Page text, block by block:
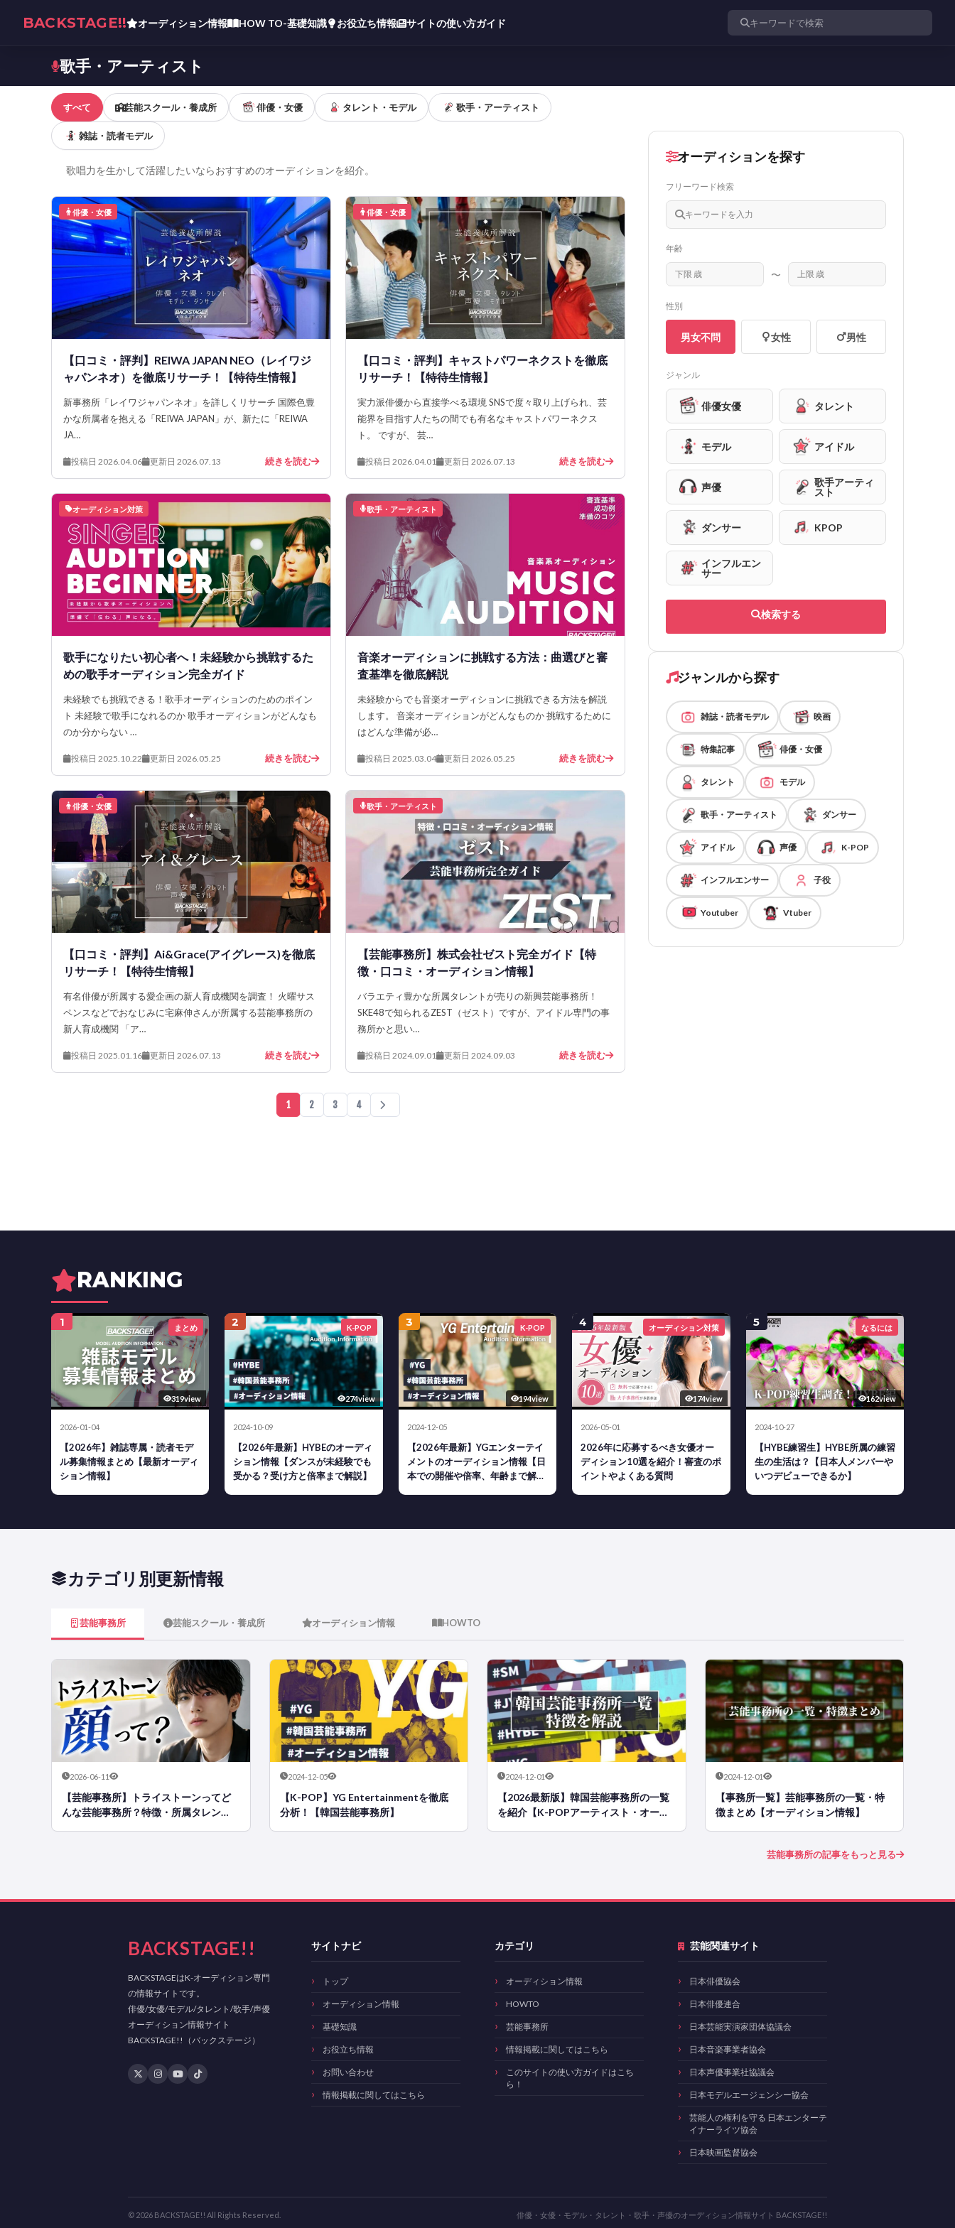
BACKSTAGE!! オーディション情報 HOW TO-基礎知識 お役立ち情報 サイトの使い方ガイド 投稿を検索
歌手・アーティスト
すべて 芸能スクール・養成所 俳優・女優 タレント・モデル 歌手・アーティスト
雑誌・読者モデル
歌唱力を生かして活躍したいならおすすめのオーディションを紹介。
俳優・女優
【口コミ・評判】REIWA JAPAN NEO（レイワジ
ャパンネオ）を徹底リサーチ！【特待生情報】
新事務所「レイワジャパンネオ」を詳しくリサーチ 国際色豊
かな所属者を抱える「REIWA JAPAN」が、新たに「REIWA
JA…
投稿日 2026.04.06 更新日 2026.07.13 続きを読む
俳優・女優
【口コミ・評判】キャストパワーネクストを徹底
リサーチ！【特待生情報】
実力派俳優から直接学べる環境 SNSで度々取り上げられ、芸
能界を目指す人たちの間でも有名なキャストパワーネクス
ト。 ですが、 芸…
投稿日 2026.04.01 更新日 2026.07.13 続きを読む
オーディション対策
歌手になりたい初心者へ！未経験から挑戦するた
めの歌手オーディション完全ガイド
未経験でも挑戦できる！歌手オーディションのためのポイン
ト 未経験で歌手になれるのか 歌手オーディションがどんなも
のか分からない …
投稿日 2025.10.22 更新日 2026.05.25 続きを読む
歌手・アーティスト
音楽オーディションに挑戦する方法：曲選びと審
査基準を徹底解説
未経験からでも音楽オーディションに挑戦できる方法を解説
します。 音楽オーディションがどんなものか 挑戦するために
はどんな準備が必…
投稿日 2025.03.04 更新日 2026.05.25 続きを読む
俳優・女優
【口コミ・評判】Ai&Grace(アイグレース)を徹底
リサーチ！【特待生情報】
有名俳優が所属する愛企画の新人育成機関を調査！ 火曜サス
ペンスなどでおなじみに宅麻伸さんが所属する芸能事務所の
新人育成機関 「ア…
投稿日 2025.01.16 更新日 2026.07.13 続きを読む
歌手・アーティスト
【芸能事務所】株式会社ゼスト完全ガイド【特
徴・口コミ・オーディション情報】
バラエティ豊かな所属タレントが売りの新興芸能事務所！
SKE48で知られるZEST（ゼスト）ですが、アイドル専門の事
務所かと思い…
投稿日 2024.09.01 更新日 2024.09.03 続きを読む
1 2 3 4
オーディションを探す
フリーワード検索
年齢
〜
性別
男女不問 女性 男性
ジャンル
俳優女優 タレント
モデル アイドル
声優
歌手アーティ
スト
ダンサー KPOP
インフルエン
サー
検索する
ジャンルから探す
雑誌・読者モデル 映画
特集記事 俳優・女優
タレント モデル
歌手・アーティスト ダンサー
アイドル 声優 K-POP
インフルエンサー 子役
Youtuber Vtuber
RANKING
1 まとめ
319view
2026-01-04
【2026年】雑誌専属・読者モデ
ル募集情報まとめ【最新オーディ
ション情報】
2 K-POP
274view
2024-10-09
【2026年最新】HYBEのオーディ
ション情報【ダンスが未経験でも
受かる？受け方と倍率まで解説】
3 K-POP
194view
2024-12-05
【2026年最新】YGエンターテイ
メントのオーディション情報【日
本での開催や倍率、年齢まで解
4 オーディション対策
174view
2026-05-01
2026年に応募するべき女優オー
ディション10選を紹介！審査のポ
イントやよくある質問
5 なるには
162view
2024-10-27
【HYBE練習生】HYBE所属の練習
生の生活は？【日本人メンバーや
いつデビューできるか】
カテゴリ別更新情報
芸能事務所 芸能スクール・養成所 オーディション情報 HOWTO
2026-06-11
【芸能事務所】トライストーンってど
んな芸能事務所？特徴・所属タレン
2024-12-05
【K-POP】YG Entertainmentを徹底
分析！【韓国芸能事務所】
2024-12-01
【2026最新版】韓国芸能事務所の一覧
を紹介【K-POPアーティスト・オーデ
2024-12-01
【事務所一覧】芸能事務所の一覧・特
徴まとめ【オーディション情報】
芸能事務所の記事をもっと見る
BACKSTAGE!!
BACKSTAGEはK-オーディション専門
の情報サイトです。
俳優/女優/モデル/タレント/歌手/声優
オーディション情報サイト
BACKSTAGE!!（バックステージ）
サイトナビ
トップ
オーディション情報
基礎知識
お役立ち情報
お問い合わせ
情報掲載に関してはこちら
カテゴリ
オーディション情報
HOWTO
芸能事務所
情報掲載に関してはこちら
このサイトの使い方ガイドはこち
ら！
芸能関連サイト
日本俳優協会
日本俳優連合
日本芸能実演家団体協議会
日本音楽事業者協会
日本声優事業社協議会
日本モデルエージェンシー協会
芸能人の権利を守る 日本エンターテ
イナーライツ協会
日本映画監督協会
© 2026 BACKSTAGE!! All Rights Reserved. 俳優・女優・モデル・タレント・歌手・声優のオーディション情報サイト BACKSTAGE!!